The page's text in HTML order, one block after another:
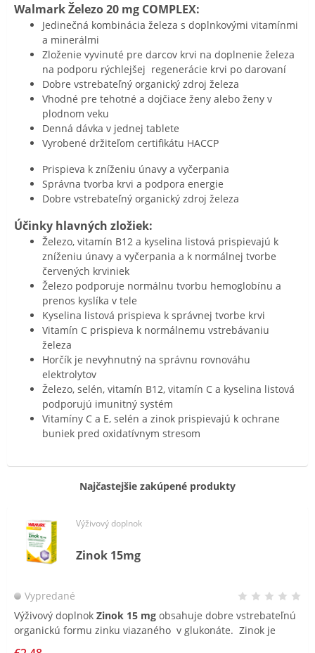
Walmark Železo 20 mg COMPLEX:
Jedinečná kombinácia železa s doplnkovými vitamínmi
a minerálmi
Zloženie vyvinuté pre darcov krvi na doplnenie železa
na podporu rýchlejšej regenerácie krvi po darovaní
Dobre vstrebateľný organický zdroj železa
Vhodné pre tehotné a dojčiace ženy alebo ženy v
plodnom veku
Denná dávka v jednej tablete
Vyrobené držiteľom certifikátu HACCP
Prispieva k zníženiu únavy a vyčerpania
Správna tvorba krvi a podpora energie
Dobre vstrebateľný organický zdroj železa
Účinky hlavných zložiek:
Železo, vitamín B12 a kyselina listová prispievajú k
zníženiu únavy a vyčerpania a k normálnej tvorbe
červených krviniek
Železo podporuje normálnu tvorbu hemoglobínu a
prenos kyslíka v tele
Kyselina listová prispieva k správnej tvorbe krvi
Vitamín C prispieva k normálnemu vstrebávaniu
železa
Horčík je nevyhnutný na správnu rovnováhu
elektrolytov
Železo, selén, vitamín B12, vitamín C a kyselina listová
podporujú imunitný systém
Vitamíny C a E, selén a zinok prispievajú k ochrane
buniek pred oxidatívnym stresom
Najčastejšie zakúpené produkty
Výživový doplnok
Zinok 15mg
Vypredané
Výživový doplnok Zinok 15 mg obsahuje dobre vstrebateľnú
organickú formu zinku viazaného v glukonáte. Zinok je